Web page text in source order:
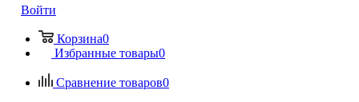
Войти
Корзина0
Избранные товары0
Сравнение товаров0